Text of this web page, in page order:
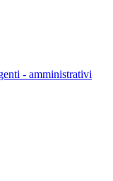
- amministrativi